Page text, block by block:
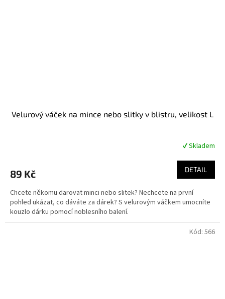
Velurový váček na mince nebo slitky v blistru, velikost L
je
z
5
hvězdiček.
✔ Skladem
89 Kč DETAIL
Chcete někomu darovat minci nebo slitek? Nechcete na první
pohled ukázat, co dáváte za dárek? S velurovým váčkem umocníte
kouzlo dárku pomocí noblesního balení.
Kód: 566